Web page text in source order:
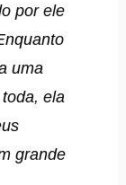
por ele
uma
ela
grande